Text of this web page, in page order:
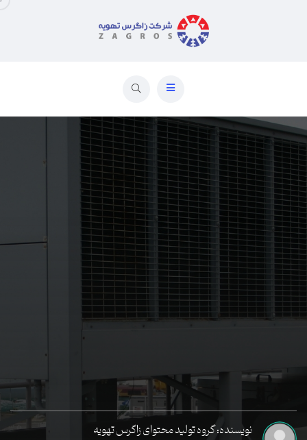
نویسنده: گروه تولید محتوای زاگرس تهویه